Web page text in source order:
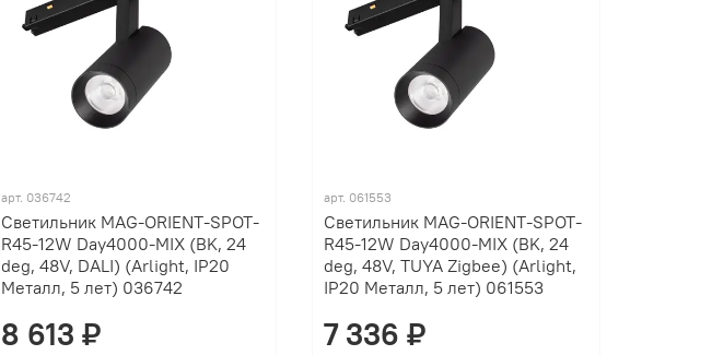
арт. 036742
Светильник MAG-ORIENT-SPOT-
R45-12W Day4000-MIX (BK, 24
deg, 48V, DALI) (Arlight, IP20
Металл, 5 лет) 036742
8 613 ₽
арт. 061553
Светильник MAG-ORIENT-SPOT-
R45-12W Day4000-MIX (BK, 24
deg, 48V, TUYA Zigbee) (Arlight,
IP20 Металл, 5 лет) 061553
7 336 ₽